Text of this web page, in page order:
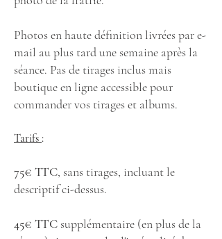
Photos en haute définition livrées par e-
mail au plus tard une semaine après la
séance. Pas de tirages inclus mais
boutique en ligne accessible pour
commander vos tirages et albums.
Tarifs :
75€ TTC, sans tirages, incluant le
descriptif ci-dessus.
45€ TTC supplémentaire (en plus de la